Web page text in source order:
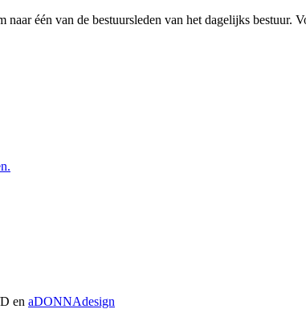
één van de bestuursleden van het dagelijks bestuur.
en aDONNAdesign